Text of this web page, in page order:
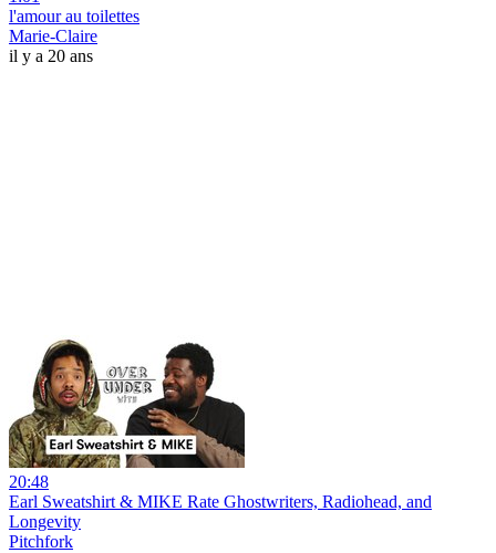
l'amour au toilettes
Marie-Claire
il y a 20 ans
20:48
Earl Sweatshirt & MIKE Rate Ghostwriters, Radiohead, and
Longevity
Pitchfork